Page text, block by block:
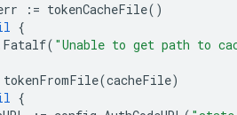
:= tokenCacheFile()
{
Fatalf( "Unable to get path to
tokenFromFile(cacheFile)
{